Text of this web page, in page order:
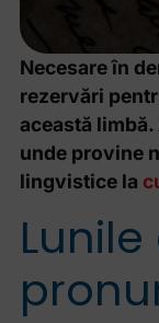
Necesare în
rezervări
această
unde provine
lingvistice la